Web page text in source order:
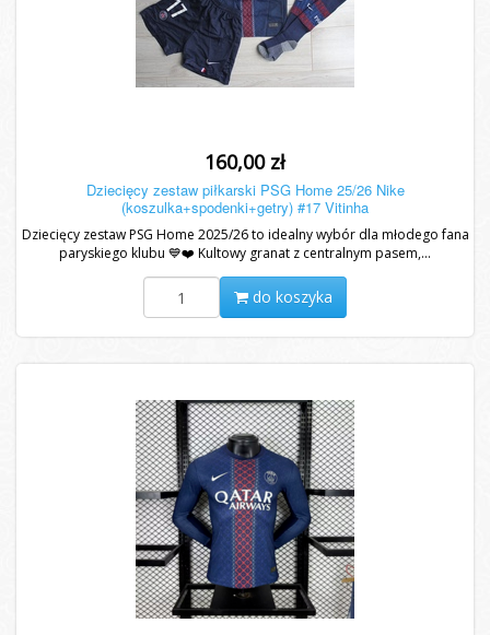
160,00 zł
Dziecięcy zestaw piłkarski PSG Home 25/26 Nike
(koszulka+spodenki+getry) #17 Vitinha
Dziecięcy zestaw PSG Home 2025/26 to idealny wybór dla młodego fana
paryskiego klubu 💙❤️ Kultowy granat z centralnym pasem,...
do koszyka